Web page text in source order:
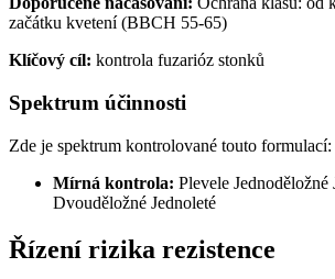
začátku kvetení (BBCH 55-65)
Klíčový cíl: kontrola fuzarióz stonků
Spektrum účinnosti
Zde je spektrum kontrolované touto formulací:
Mírná kontrola: Plevele Jednoděložné
Dvouděložné Jednoleté
Řízení rizika rezistence